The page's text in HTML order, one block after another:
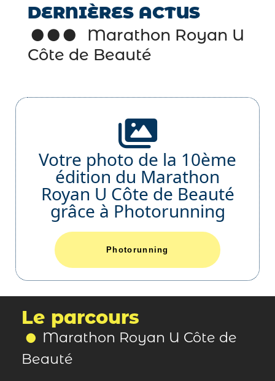
DERNIÈRES ACTUS
Marathon Royan U
Côte de Beauté
Votre photo de la 10ème
édition du Marathon
Royan U Côte de Beauté
grâce à Photorunning
Photorunning
Le parcours
Marathon Royan U Côte de
Beauté